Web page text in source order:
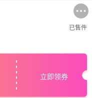
已售件
立即领券